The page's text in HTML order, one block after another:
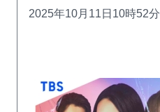
2025年10月11日10時52分